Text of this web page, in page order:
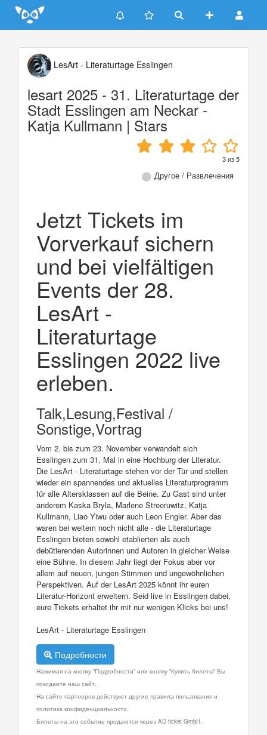
Update cookies preferences
LesArt - Literaturtage Esslingen
lesart 2025 - 31. Literaturtage der
Stadt Esslingen am Neckar -
Katja Kullmann | Stars
3из5
Другое / Развлечения
Jetzt Tickets im
Vorverkauf sichern
und bei vielfältigen
Events der 28.
LesArt -
Literaturtage
Esslingen 2022 live
erleben.
Talk,Lesung,Festival /
Sonstige,Vortrag
Vom 2. bis zum 23. November verwandelt sich
Esslingen zum 31. Mal in eine Hochburg der Literatur.
Die LesArt - Literaturtage stehen vor der Tür und stellen
wieder ein spannendes und aktuelles Literaturprogramm
für alle Altersklassen auf die Beine. Zu Gast sind unter
anderem Kaska Bryla, Marlene Streeruwitz, Katja
Kullmann, Liao Yiwu oder auch Leon Engler. Aber das
waren bei weitem noch nicht alle - die Literaturtage
Esslingen bieten sowohl etablierten als auch
debütierenden Autorinnen und Autoren in gleicher Weise
eine Bühne. In diesem Jahr liegt der Fokus aber vor
allem auf neuen, jungen Stimmen und ungewöhnlichen
Perspektiven. Auf der LesArt 2025 könnt ihr euren
Literatur-Horizont erweitern. Seid live in Esslingen dabei,
eure Tickets erhaltet ihr mit nur wenigen Klicks bei uns!
LesArt - Literaturtage Esslingen
Подробности
Нажимая на кнопку "Подробности" или кнопку "Купить билеты" Вы
покидаете наш сайт.
На сайте партнеров действуют другие правила пользования и
политика конфиденциальности.
Билеты на это событие продаются через AD ticket GmbH.